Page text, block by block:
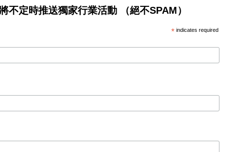
定時推送獨家行業活動 （絕不SPAM）
* indicates required